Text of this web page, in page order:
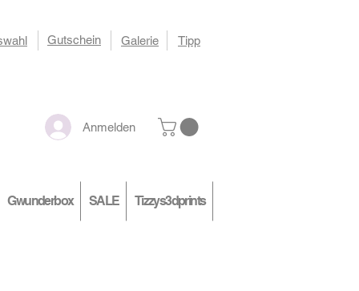
Gutschein Galerie Tipp
Anmelden
Gwunderbox SALE Tizzys3dprints